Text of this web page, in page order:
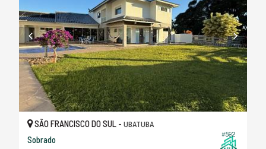
#592
SÃO FRANCISCO DO SUL - UBATUBA
Sobrado